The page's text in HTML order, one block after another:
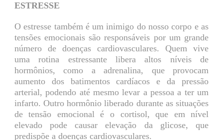
ESTRESSE
O estresse também é um inimigo do nosso corpo e as
tensões emocionais são responsáveis por um grande
número de doenças cardiovasculares. Quem vive
uma rotina estressante libera altos níveis de
hormônios, como a adrenalina, que provocam
aumento dos batimentos cardíacos e da pressão
arterial, podendo até mesmo levar a pessoa a ter um
infarto. Outro hormônio liberado durante as situações
de tensão emocional é o cortisol, que em nível
elevado pode causar elevação da glicose, que
predispõe a doenças cardiovasculares.